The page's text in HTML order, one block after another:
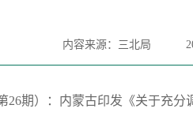
内容来源：三北局
26期）：内蒙古印发《关于充